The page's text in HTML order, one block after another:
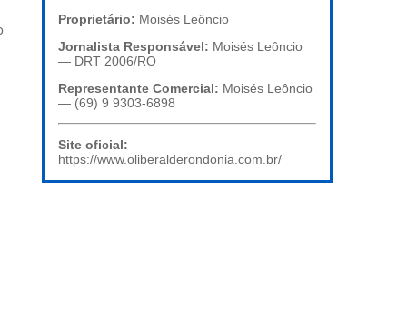
Proprietário: Moisés Leôncio
Jornalista Responsável: Moisés Leôncio
— DRT 2006/RO
Representante Comercial: Moisés Leôncio
— (69) 9 9303-6898
Site oficial:
https://www.oliberalderondonia.com.br/